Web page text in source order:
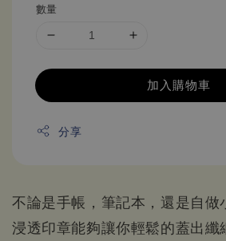
數量
加入購物車
分享
不論是手帳，筆記本，還是自做
浸透印章能夠讓你輕鬆的蓋出纖